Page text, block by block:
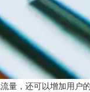
量，还可以增加用户